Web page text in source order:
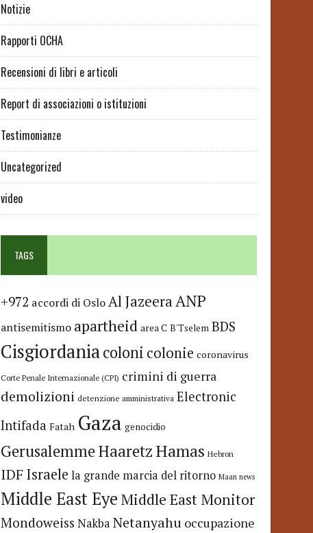
Notizie
Rapporti OCHA
Recensioni di libri e articoli
Report di associazioni o istituzioni
Testimonianze
Uncategorized
video
TAGS
+972 accordi di OsloAl JazeeraANP
antisemitismo apartheid area C B'Tselem BDS
Cisgiordaniacoloni colonie coronavirus
Corte Penale Internazionale (CPI) crimini di guerra
demolizioni detenzione amministrativa Electronic
Intifada Fatah Gaza genocidio
GerusalemmeHaaretzHamas Hebron
IDF Israele la grande marcia del ritorno Maan news
Middle East Eye Middle East Monitor
Mondoweiss Nakba Netanyahu occupazione